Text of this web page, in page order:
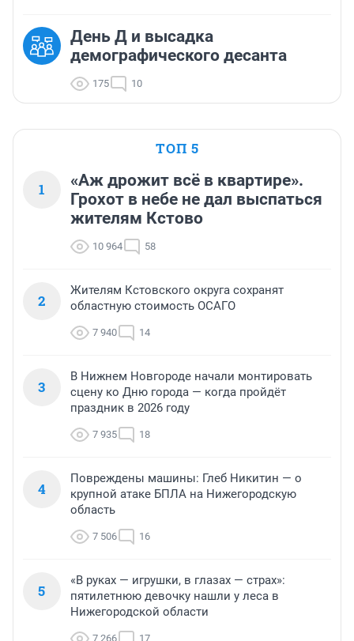
День Д и высадка
демографического десанта
175 10
ТОП 5
1
«Аж дрожит всё в квартире».
Грохот в небе не дал выспаться
жителям Кстово
10 964 58
2
Жителям Кстовского округа сохранят
областную стоимость ОСАГО
7 940 14
3
В Нижнем Новгороде начали монтировать
сцену ко Дню города — когда пройдёт
праздник в 2026 году
7 935 18
4
Повреждены машины: Глеб Никитин — о
крупной атаке БПЛА на Нижегородскую
область
7 506 16
5
«В руках — игрушки, в глазах — страх»:
пятилетнюю девочку нашли у леса в
Нижегородской области
7 266 17